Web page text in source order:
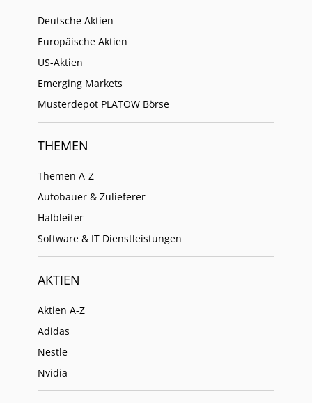
Deutsche Aktien
Europäische Aktien
US-Aktien
Emerging Markets
Musterdepot PLATOW Börse
THEMEN
Themen A-Z
Autobauer & Zulieferer
Halbleiter
Software & IT Dienstleistungen
AKTIEN
Aktien A-Z
Adidas
Nestle
Nvidia